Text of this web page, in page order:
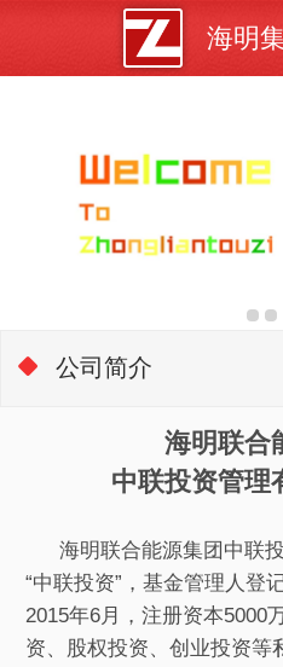
海明
公司简介
海明联合
中联投资管理
海明联合能源集团中联
“中联投资”，基金管理人登
2015年6月，注册资本5000
资、股权投资、创业投资等